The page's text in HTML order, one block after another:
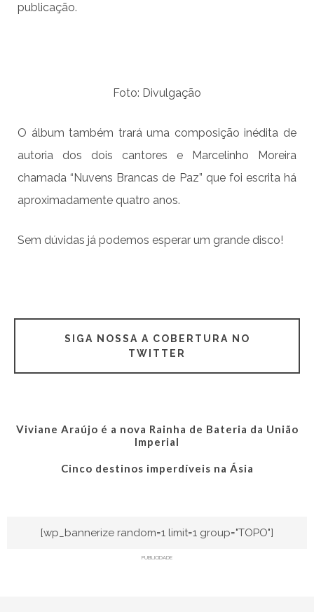
publicação.
Foto: Divulgação
O álbum também trará uma composição inédita de
autoria dos dois cantores e Marcelinho Moreira
chamada “Nuvens Brancas de Paz” que foi escrita há
aproximadamente quatro anos.
Sem dúvidas já podemos esperar um grande disco!
SIGA NOSSA A COBERTURA NO
TWITTER
Viviane Araújo é a nova Rainha de Bateria da União
Imperial
Cinco destinos imperdíveis na Ásia
[wp_bannerize random=1 limit=1 group="TOPO"]
PUBLICIDADE